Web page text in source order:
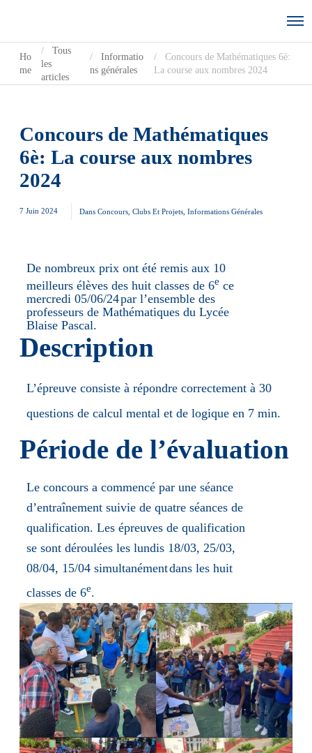
Ho
me
Tous
les
articles
Informatio
ns générales
Concours de Mathématiques 6è:
La course aux nombres 2024
Concours de Mathématiques
6è: La course aux nombres
2024
7 Juin 2024 Dans Concours, Clubs Et Projets Informations Générales
De nombreux prix ont été remis aux 10
meilleurs élèves des huit classes de 6e ce
mercredi 05/06/24par l’ensemble des
professeurs de Mathématiques du Lycée
Blaise Pascal.
Description
L’épreuve consiste à répondre correctement à 30
questions de calcul mental et de logique en 7 min.
Période de l’évaluation
Le concours a commencé par une séance
d’entraînement suivie de quatre séances de
qualification. Les épreuves de qualification
se sont déroulées les lundis 18/03, 25/03,
08/04, 15/04 simultanémentdans les huit
classes de 6e.